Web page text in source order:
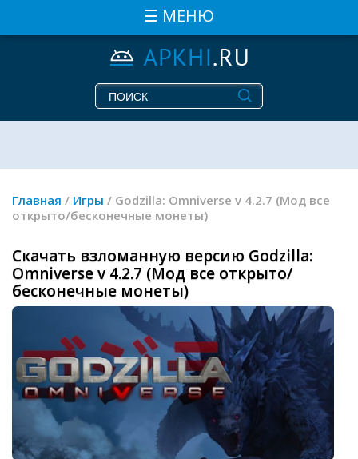
☰ МЕНЮ
Главная / Игры / Godzilla: Omniverse v 4.2.7 (Мод все
открыто/бесконечные монеты)
Скачать взломанную версию Godzilla:
Omniverse v 4.2.7 (Мод все открыто/
бесконечные монеты)